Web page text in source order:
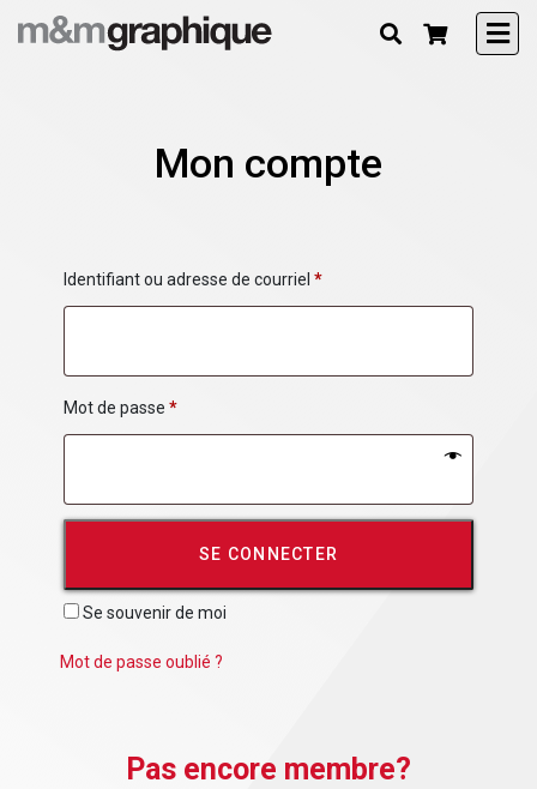
Mon compte
Identifiant ou adresse de courriel *
Mot de passe *
Se souvenir de moi
SE CONNECTER
Mot de passe oublié ?
Pas encore membre?